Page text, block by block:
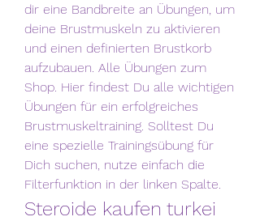
dir eine Bandbreite an Übungen, um
deine Brustmuskeln zu aktivieren
und einen definierten Brustkorb
aufzubauen. Alle Übungen zum
Shop. Hier findest Du alle wichtigen
Übungen für ein erfolgreiches
Brustmuskeltraining. Solltest Du
eine spezielle Trainingsübung für
Dich suchen, nutze einfach die
Filterfunktion in der linken Spalte.
Steroide kaufen turkei